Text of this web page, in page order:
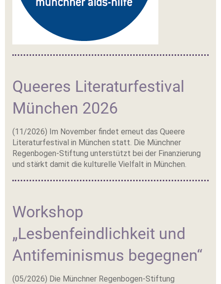
Queeres Literaturfestival
München 2026
(11/2026) Im November findet erneut das Queere
Literaturfestival in München statt. Die Münchner
Regenbogen-Stiftung unterstützt bei der Finanzierung
und stärkt damit die kulturelle Vielfalt in München.
Workshop
„Lesbenfeindlichkeit und
Antifeminismus begegnen“
(05/2026) Die Münchner Regenbogen-Stiftung